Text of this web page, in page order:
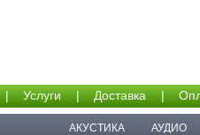
| Услуги | Доставка |
АКУСТИКА АУДИО